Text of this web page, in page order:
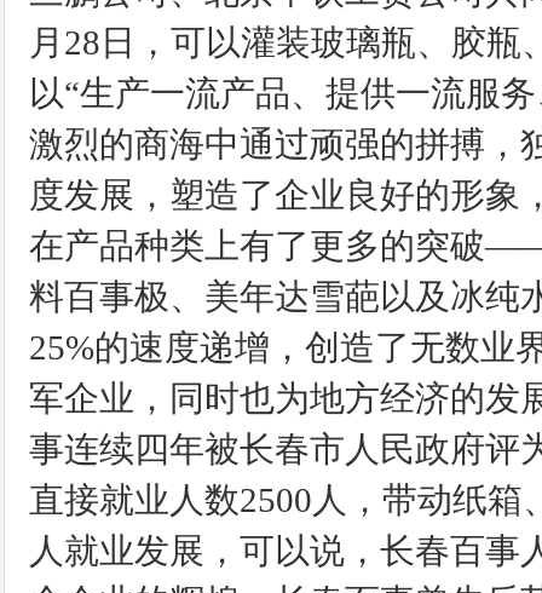
月28日，可以灌装玻璃瓶、胶
以“生产一流产品、提供一流服
激烈的商海中通过顽强的拼搏，
度发展，塑造了企业良好的形象
在产品种类上有了更多的突破
料百事极、美年达雪葩以及冰纯
25%的速度递增，创造了无数业
军企业，同时也为地方经济的发
事连续四年被长春市人民政府评
直接就业人数2500人，带动纸
人就业发展，可以说，长春百